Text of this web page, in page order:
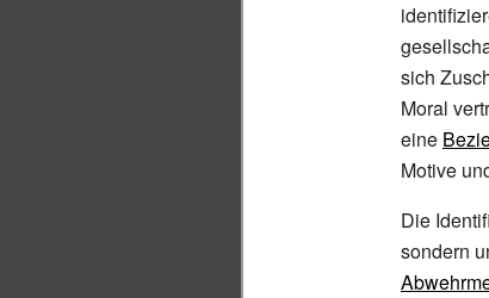
sich
Moral
eine
Motive
Die
sondern